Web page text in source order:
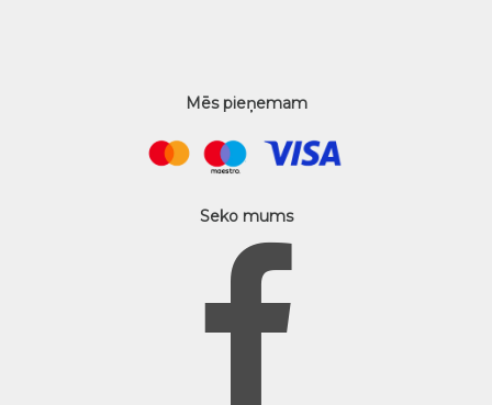
Mēs pieņemam
Seko mums